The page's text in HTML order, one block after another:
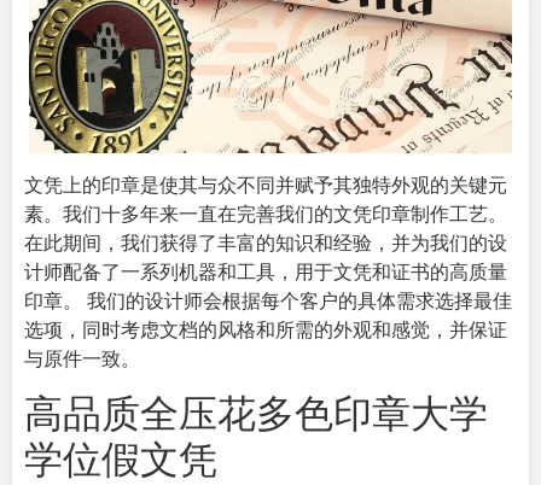
文凭上的印章是使其与众不同并赋予其独特外观的关键元
素。 我们十多年来一直在完善我们的文凭印章制作工艺。
在此期间，我们获得了丰富的知识和经验，并为我们的设
计师配备了一系列机器和工具，用于文凭和证书的高质量
印章。 我们的设计师会根据每个客户的具体需求选择最佳
选项，同时考虑文档的风格和所需的外观和感觉，并保证
与原件一致。
高品质全压花多色印章大学
学位假文凭